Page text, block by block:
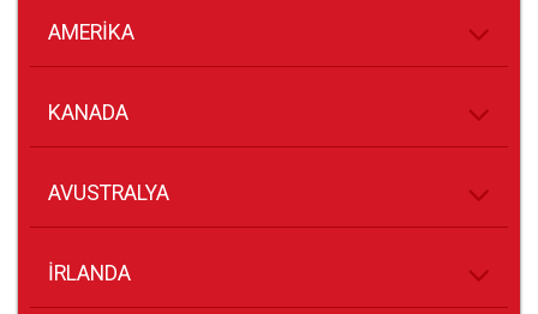
AMERİKA
KANADA
AVUSTRALYA
İRLANDA